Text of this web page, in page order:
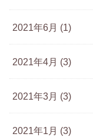
2021年6月 (1)
2021年4月 (3)
2021年3月 (3)
2021年1月 (3)